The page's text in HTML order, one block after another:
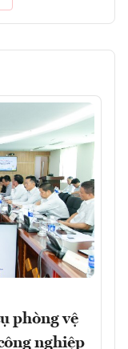
phòng vệ
nghiệp